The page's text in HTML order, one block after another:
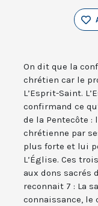
On dit que la
chrétien car le
L’Esprit-Saint.
confirmand ce
de la Pentecôte :
chrétienne par
plus forte et lui
L’Église. Ces
aux dons sacrés
reconnait 7 : La
connaissance, le